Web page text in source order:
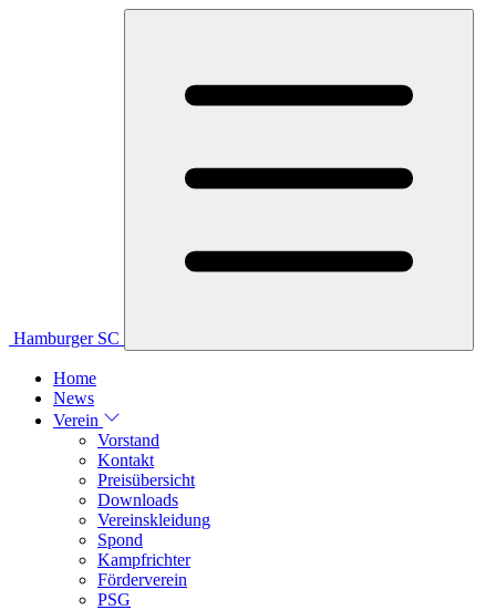
Hamburger SC
Home
News
Verein
Vorstand
Kontakt
Preisübersicht
Downloads
Vereinskleidung
Spond
Kampfrichter
Förderverein
PSG